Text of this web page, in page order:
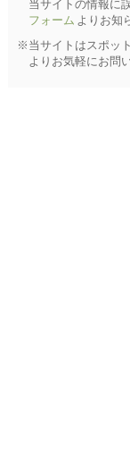
当サイトの情報に
フォーム よりお知
※当サイトはスポッ
よりお気軽にお問